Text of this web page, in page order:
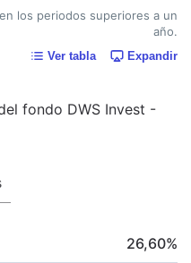
los periodos superiores a un
año.
Ver tabla Expandir
fondo DWS Invest -
26,60%